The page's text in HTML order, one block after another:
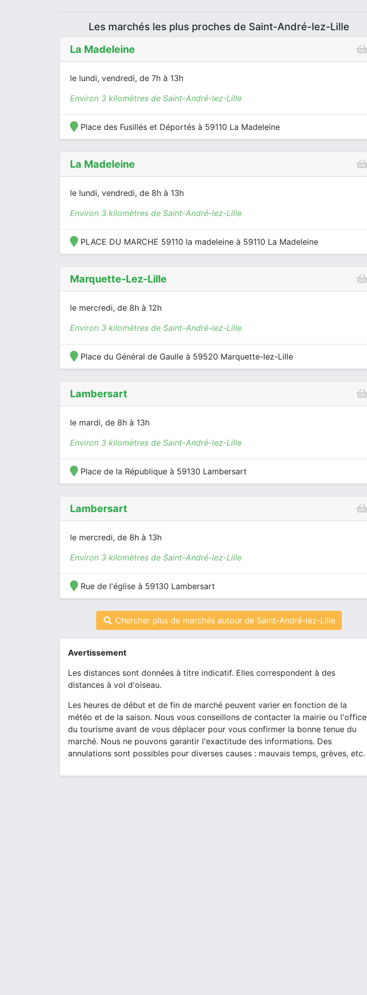
Les marchés les plus proches de Saint-André-lez-Lille
La Madeleine
le lundi, vendredi, de 7h à 13h
Environ 3 kilomètres de Saint-André-lez-Lille
Place des Fusillés et Déportés à 59110 La Madeleine
La Madeleine
le lundi, vendredi, de 8h à 13h
Environ 3 kilomètres de Saint-André-lez-Lille
PLACE DU MARCHE 59110 la madeleine à 59110 La Madeleine
Marquette-Lez-Lille
le mercredi, de 8h à 12h
Environ 3 kilomètres de Saint-André-lez-Lille
Place du Général de Gaulle à 59520 Marquette-lez-Lille
Lambersart
le mardi, de 8h à 13h
Environ 3 kilomètres de Saint-André-lez-Lille
Place de la République à 59130 Lambersart
Lambersart
le mercredi, de 8h à 13h
Environ 3 kilomètres de Saint-André-lez-Lille
Rue de l'église à 59130 Lambersart
Chercher plus de marchés autour de Saint-André-lez-Lille
Avertissement
Les distances sont données à titre indicatif. Elles correspondent à des
distances à vol d'oiseau.
Les heures de début et de fin de marché peuvent varier en fonction de la
météo et de la saison. Nous vous conseillons de contacter la mairie ou l'office
du tourisme avant de vous déplacer pour vous confirmer la bonne tenue du
marché. Nous ne pouvons garantir l'exactitude des informations. Des
annulations sont possibles pour diverses causes : mauvais temps, grèves, etc.